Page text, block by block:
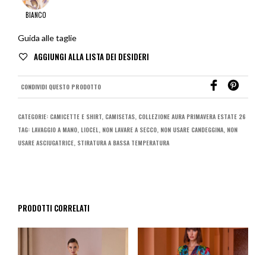
BIANCO
Guida alle taglie
CONDIVIDI QUESTO PRODOTTO
CATEGORIE: CAMICETTE E SHIRT, CAMISETAS, COLLEZIONE AURA PRIMAVERA ESTATE 26
TAG: LAVAGGIO A MANO, LIOCEL, NON LAVARE A SECCO, NON USARE CANDEGGINA, NON
USARE ASCIUGATRICE, STIRATURA A BASSA TEMPERATURA
PRODOTTI CORRELATI